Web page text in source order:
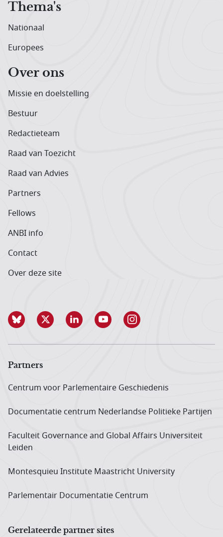
Thema's
Nationaal
Europees
Over ons
Missie en doelstelling
Bestuur
Redactieteam
Raad van Toezicht
Raad van Advies
Partners
Fellows
ANBI info
Contact
Over deze site
Partners
Centrum voor Parlementaire Geschiedenis
Documentatie centrum Neder­landse Politieke Partijen
Faculteit Governance and Global Affairs Universiteit
Leiden
Montesquieu Institute Maastricht University
Parlementair Documentatie Centrum
Gerelateerde partner sites